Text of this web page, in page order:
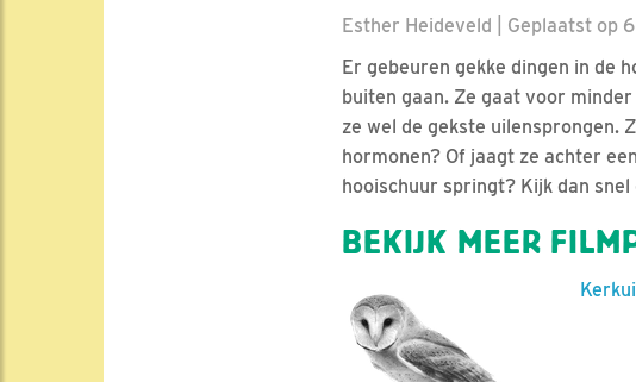
Esther Heideveld | Geplaatst op
Er gebeuren gekke dingen in de
buiten gaan. Ze gaat voor
ze wel de gekste uilensprongen.
hormonen? Of jaagt ze achter
hooischuur springt? Kijk dan snel
BEKIJK MEER